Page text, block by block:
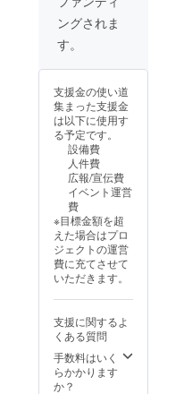
方法：
文字の
載可 ・
注意事
項：支
援時、
必ず備
考欄に
掲載を
希望さ
れるお
名前を
ご記入
くださ
い ・ロ
ゴやバ
ナーな
どの画
像の受
け渡し
につい
ては、
プロ
ジェク
いする
場合も
【リ
ター
ン】 ・
ご指定
いただ
いた場
所でス
トリー
トライ
ブ ※ご
希望の
場所・
日程を
ご記入
くださ
い。ご
希望に
い場合
はメー
ルにで
相談さ
【リ
ター
の
Greet(
ミーグ
リ)
※Zoom
でのオ
ンライ
ンミー
グリと
す。 ※
ご希望
の日時
を備考
欄にご
記入く
い。 ご
希望に
添えな
い場合
はメー
ングされま
す。
支援金の使い道
集まった支援金
は以下に使用す
る予定です。
設備費
人件費
広報/宣伝費
イベント運営
費
※目標金額を超
えた場合はプロ
ジェクトの運営
費に充てさせて
いただきます。
支援に関するよ
くある質問
手数料はいく
らかかります
か？